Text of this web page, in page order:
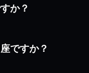
か？
ですか？